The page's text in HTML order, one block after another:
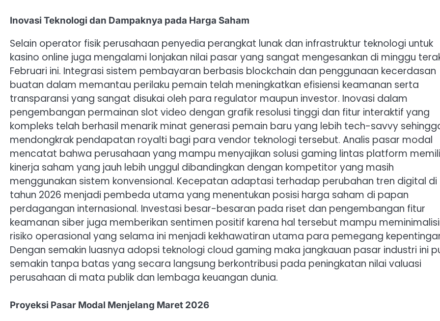
Inovasi Teknologi dan Dampaknya pada Harga Saham
Selain operator fisik perusahaan penyedia perangkat lunak dan infrastruktur teknologi untuk
kasino online juga mengalami lonjakan nilai pasar yang sangat mengesankan di minggu
Februari ini. Integrasi sistem pembayaran berbasis blockchain dan penggunaan kecerdasan
buatan dalam memantau perilaku pemain telah meningkatkan efisiensi keamanan serta
transparansi yang sangat disukai oleh para regulator maupun investor. Inovasi dalam
pengembangan permainan slot video dengan grafik resolusi tinggi dan fitur interaktif yang
kompleks telah berhasil menarik minat generasi pemain baru yang lebih tech-savvy
mendongkrak pendapatan royalti bagi para vendor teknologi tersebut. Analis pasar modal
mencatat bahwa perusahaan yang mampu menyajikan solusi gaming lintas platform
kinerja saham yang jauh lebih unggul dibandingkan dengan kompetitor yang masih
menggunakan sistem konvensional. Kecepatan adaptasi terhadap perubahan tren digital di
tahun 2026 menjadi pembeda utama yang menentukan posisi harga saham di papan
perdagangan internasional. Investasi besar-besaran pada riset dan pengembangan fitur
keamanan siber juga memberikan sentimen positif karena hal tersebut mampu
risiko operasional yang selama ini menjadi kekhawatiran utama para pemegang
Dengan semakin luasnya adopsi teknologi cloud gaming maka jangkauan pasar industri ini
semakin tanpa batas yang secara langsung berkontribusi pada peningkatan nilai valuasi
perusahaan di mata publik dan lembaga keuangan dunia.
Proyeksi Pasar Modal Menjelang Maret 2026